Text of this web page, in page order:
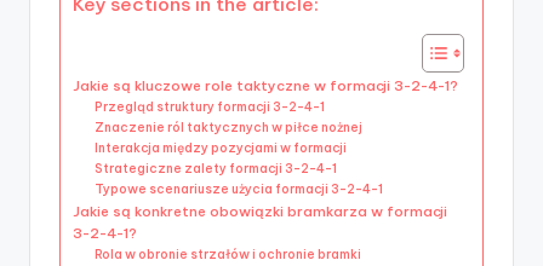
Jakie są kluczowe role taktyczne w formacji 3-2-4-1?
Przegląd struktury formacji 3-2-4-1
Znaczenie ról taktycznych w piłce nożnej
Interakcja między pozycjami w formacji
Strategiczne zalety formacji 3-2-4-1
Typowe scenariusze użycia formacji 3-2-4-1
Jakie są konkretne obowiązki bramkarza w formacji
3-2-4-1?
Rola w obronie strzałów i ochronie bramki